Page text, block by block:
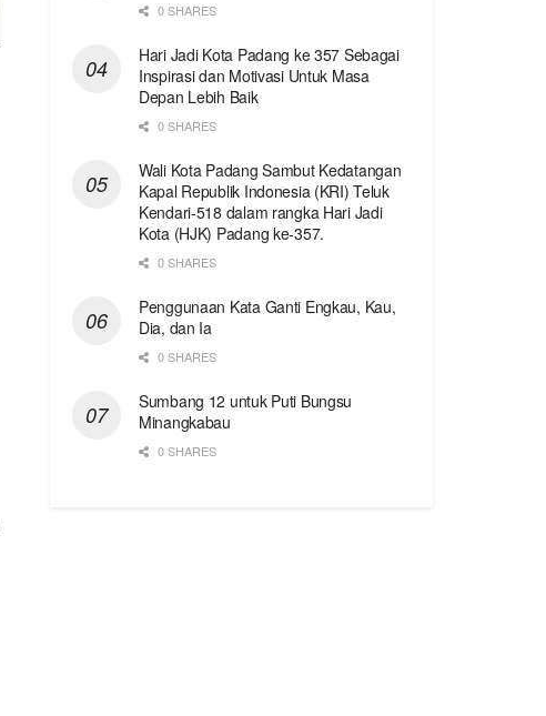
0 SHARES
Hari Jadi Kota Padang ke 357 Sebagai
Inspirasi dan Motivasi Untuk Masa
Depan Lebih Baik
0 SHARES
Wali Kota Padang Sambut Kedatangan
Kapal Republik Indonesia (KRI) Teluk
Kendari-518 dalam rangka Hari Jadi
Kota (HJK) Padang ke-357.
0 SHARES
Penggunaan Kata Ganti Engkau, Kau,
Dia, dan Ia
0 SHARES
Sumbang 12 untuk Puti Bungsu
Minangkabau
0 SHARES